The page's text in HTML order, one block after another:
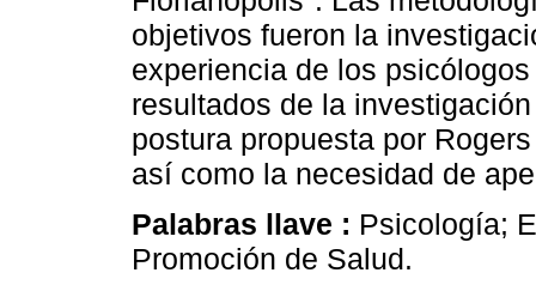
objetivos fueron la
experiencia de los
resultados de la
postura propuesta por
así como la necesidad de
Palabras llave : Psicología;
Promoción de Salud.